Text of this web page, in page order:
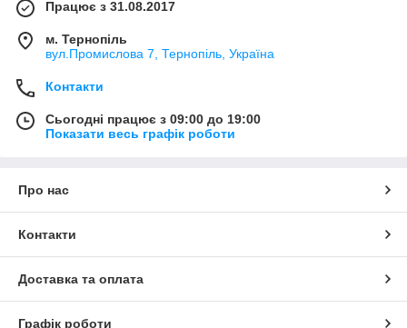
Працює з 31.08.2017
м. Тернопіль
вул.Промислова 7, Тернопіль, Україна
Контакти
Сьогодні працює з 09:00 до 19:00
Показати весь графік роботи
Про нас
Контакти
Доставка та оплата
Графік роботи